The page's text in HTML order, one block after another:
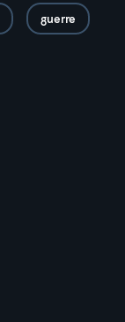
guerre